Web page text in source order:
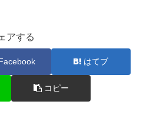
アする
はてブ
コピー